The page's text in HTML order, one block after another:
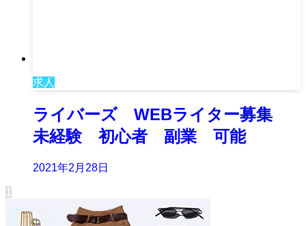
求人
ライバーズ WEBライター募集
未経験 初心者 副業 可能
2021年2月28日
1